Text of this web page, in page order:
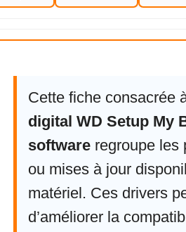
Western digital WD Setup My
Cette fiche consacrée
digital WD Setup My
software regroupe les
ou mises à jour
matériel. Ces drivers
d’améliorer la